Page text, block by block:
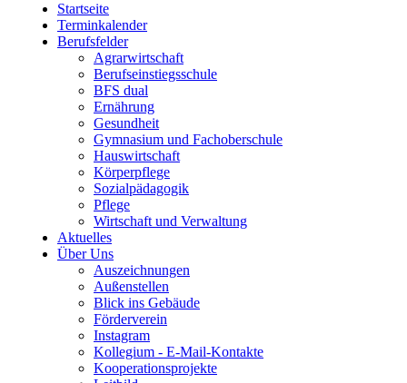
Main
navigation
Startseite
Terminkalender
Berufsfelder
Agrarwirtschaft
Berufseinstiegsschule
BFS dual
Ernährung
Gesundheit
Gymnasium und Fachoberschule
Hauswirtschaft
Körperpflege
Sozialpädagogik
Pflege
Wirtschaft und Verwaltung
Aktuelles
Über Uns
Auszeichnungen
Außenstellen
Blick ins Gebäude
Förderverein
Instagram
Kollegium - E-Mail-Kontakte
Kooperationsprojekte